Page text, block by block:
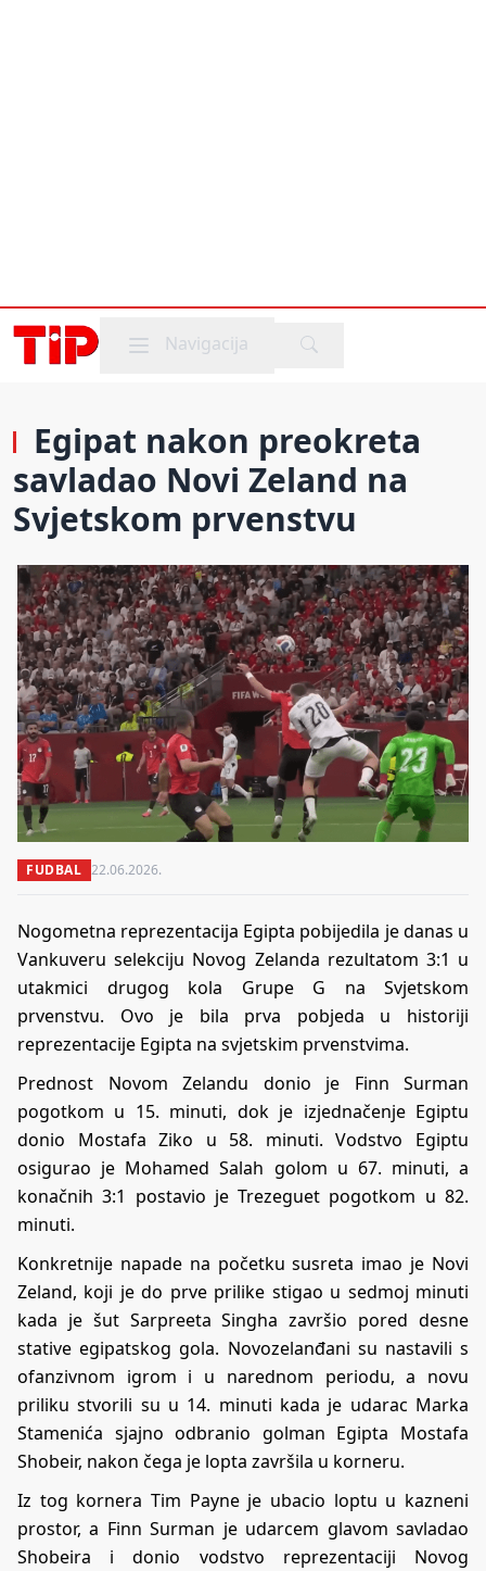
Mobile menu
Navigacija
Egipat nakon preokreta
savladao Novi Zeland na
Svjetskom prvenstvu
FUDBAL 22.06.2026.
Nogometna reprezentacija Egipta pobijedila je danas u
Vankuveru selekciju Novog Zelanda rezultatom 3:1 u
utakmici drugog kola Grupe G na Svjetskom
prvenstvu. Ovo je bila prva pobjeda u historiji
reprezentacije Egipta na svjetskim prvenstvima.
Prednost Novom Zelandu donio je Finn Surman
pogotkom u 15. minuti, dok je izjednačenje Egiptu
donio Mostafa Ziko u 58. minuti. Vodstvo Egiptu
osigurao je Mohamed Salah golom u 67. minuti, a
konačnih 3:1 postavio je Trezeguet pogotkom u 82.
minuti.
Konkretnije napade na početku susreta imao je Novi
Zeland, koji je do prve prilike stigao u sedmoj minuti
kada je šut Sarpreeta Singha završio pored desne
stative egipatskog gola. Novozelanđani su nastavili s
ofanzivnom igrom i u narednom periodu, a novu
priliku stvorili su u 14. minuti kada je udarac Marka
Stamenića sjajno odbranio golman Egipta Mostafa
Shobeir, nakon čega je lopta završila u korneru.
Iz tog kornera Tim Payne je ubacio loptu u kazneni
prostor, a Finn Surman je udarcem glavom savladao
Shobeira i donio vodstvo reprezentaciji Novog